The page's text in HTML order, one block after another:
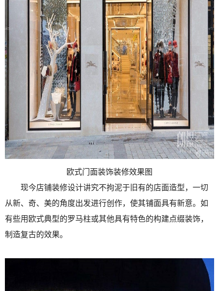
欧式门面装饰装修效果图
现今店铺装修设计讲究不拘泥于旧有的店面造型，一切
从新、奇、美的角度出发进行创作，使其铺面具有新意。如
有些用欧式典型的罗马柱或其他具有特色的构建点缀装饰，
制造复古的效果。